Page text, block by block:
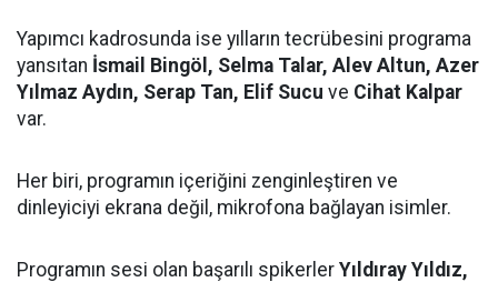
Yapımcı kadrosunda ise yılların tecrübesini programa
yansıtan İsmail Bingöl, Selma Talar, Alev Altun, Azer
Yılmaz Aydın, Serap Tan, Elif Sucu ve Cihat Kalpar
var.
Her biri, programın içeriğini zenginleştiren ve
dinleyiciyi ekrana değil, mikrofona bağlayan isimler.
Programın sesi olan başarılı spikerler Yıldıray Yıldız,